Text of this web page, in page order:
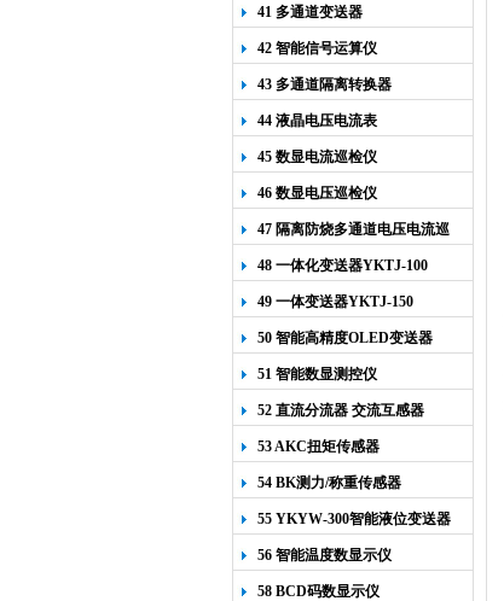
41 多通道变送器
42 智能信号运算仪
43 多通道隔离转换器
44 液晶电压电流表
45 数显电流巡检仪
46 数显电压巡检仪
47 隔离防烧多通道电压电流巡
检仪
48 一体化变送器YKTJ-100
49 一体变送器YKTJ-150
50 智能高精度OLED变送器
YK-218
51 智能数显测控仪
52 直流分流器 交流互感器
53 AKC扭矩传感器
54 BK测力/称重传感器
55 YKYW-300智能液位变送器
56 智能温度数显示仪
58 BCD码数显示仪